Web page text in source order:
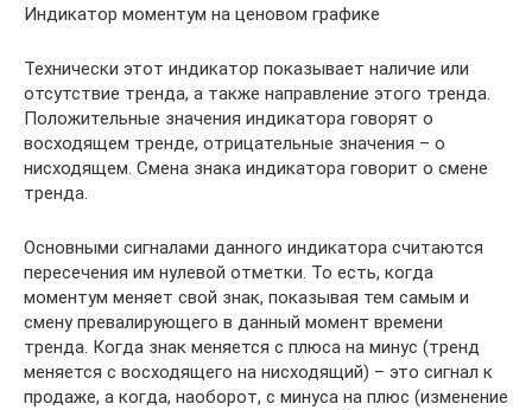
Индикатор моментум на ценовом графике
Технически этот индикатор показывает наличие или
отсутствие тренда, а также направление этого тренда.
Положительные значения индикатора говорят о
восходящем тренде, отрицательные значения – о
нисходящем. Смена знака индикатора говорит о смене
тренда.
Основными сигналами данного индикатора считаются
пересечения им нулевой отметки. То есть, когда
моментум меняет свой знак, показывая тем самым и
смену превалирующего в данный момент времени
тренда. Когда знак меняется с плюса на минус (тренд
меняется с восходящего на нисходящий) – это сигнал к
продаже, а когда, наоборот, с минуса на плюс (изменение